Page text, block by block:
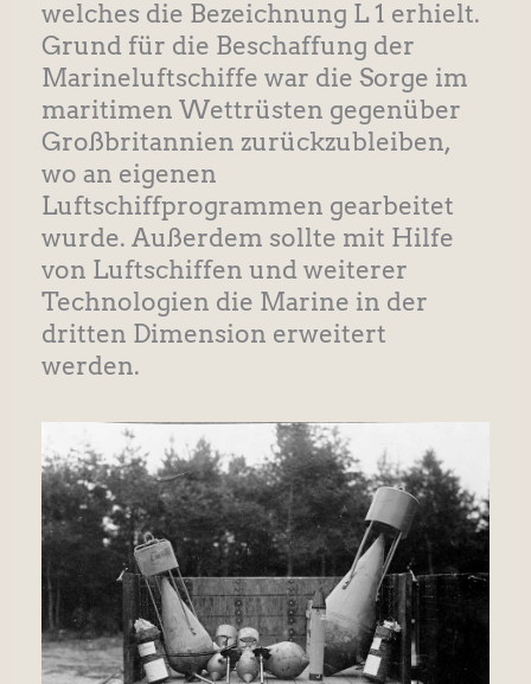
welches die Bezeichnung L 1 erhielt.
Grund für die Beschaffung der
Marineluftschiffe war die Sorge im
maritimen Wettrüsten gegenüber
Großbritannien zurückzubleiben,
wo an eigenen
Luftschiffprogrammen gearbeitet
wurde. Außerdem sollte mit Hilfe
von Luftschiffen und weiterer
Technologien die Marine in der
dritten Dimension erweitert
werden.